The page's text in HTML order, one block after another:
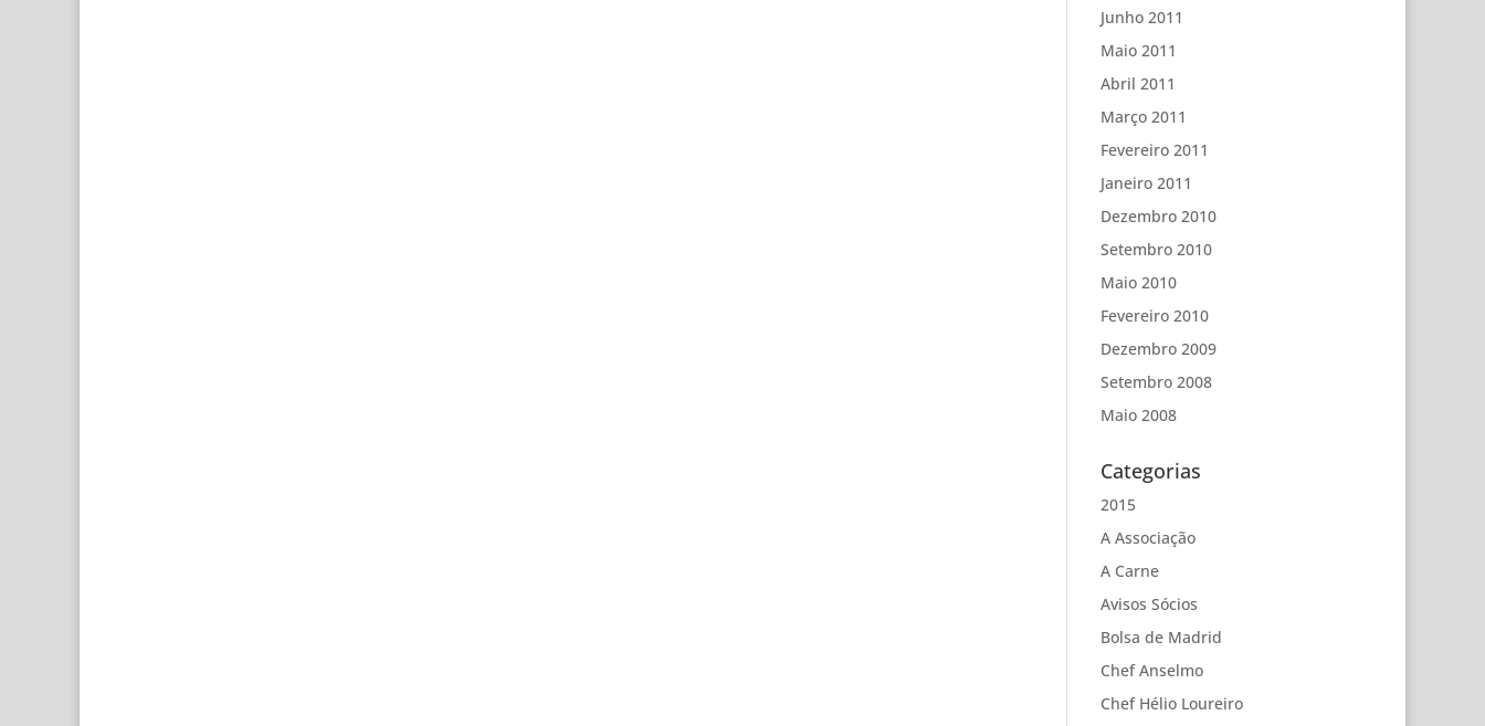
Junho 2011
Maio 2011
Abril 2011
Março 2011
Fevereiro 2011
Janeiro 2011
Dezembro 2010
Setembro 2010
Maio 2010
Fevereiro 2010
Dezembro 2009
Setembro 2008
Maio 2008
Categorias
2015
A Associação
A Carne
Avisos Sócios
Bolsa de Madrid
Chef Anselmo
Chef Hélio Loureiro